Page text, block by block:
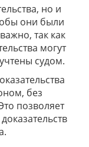
но и
они были
так как
могут
судом.
без
позволяет